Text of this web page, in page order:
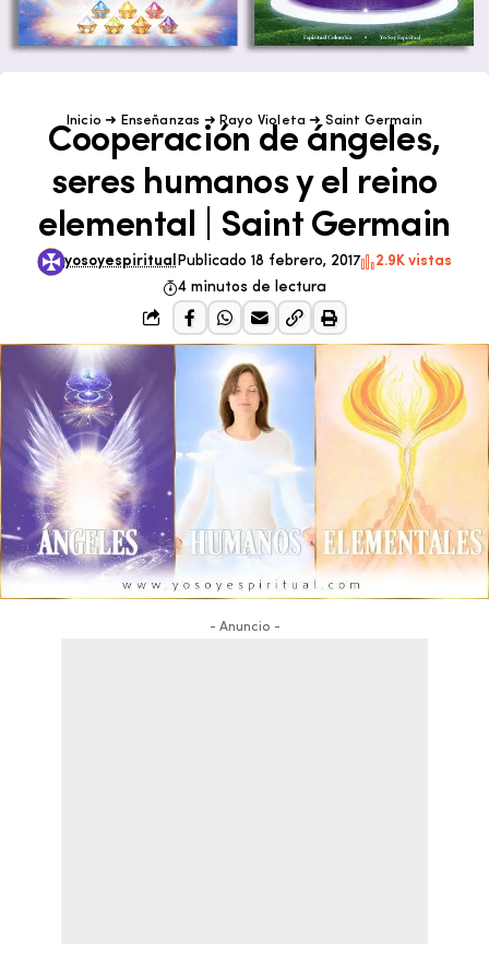
Inicio ➜ Enseñanzas ➜ Rayo Violeta ➜ Saint Germain
Cooperación de ángeles,
seres humanos y el reino
elemental | Saint Germain
yosoyespiritual Publicado 18 febrero, 2017
2.9K vistas
4 minutos de lectura
- Anuncio -